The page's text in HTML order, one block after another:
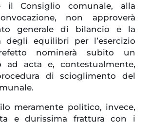
il Consiglio comunale, alla
non approverà
generale di bilancio e la
degli equilibri per l’esercizio
nominerà subito un
ad acta e, contestualmente,
di scioglimento del
meramente politico, invece,
e durissima frattura con i